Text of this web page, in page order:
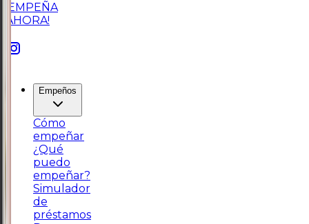
¡EMPEÑA
AHORA!
Empeños
Cómo
empeñar
¿Qué
puedo
empeñar?
Simulador
de
préstamos